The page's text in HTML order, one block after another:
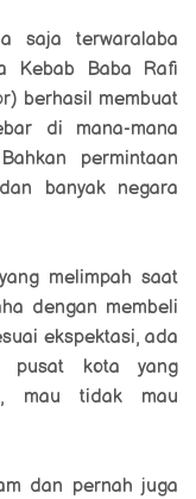
saja terwaralaba
Kebab Baba Rafi
berhasil membuat
di mana-mana
permintaan
banyak negara
melimpah saat
dengan membeli
ekspektasi, ada
pusat kota yang
mau tidak mau
dan pernah juga